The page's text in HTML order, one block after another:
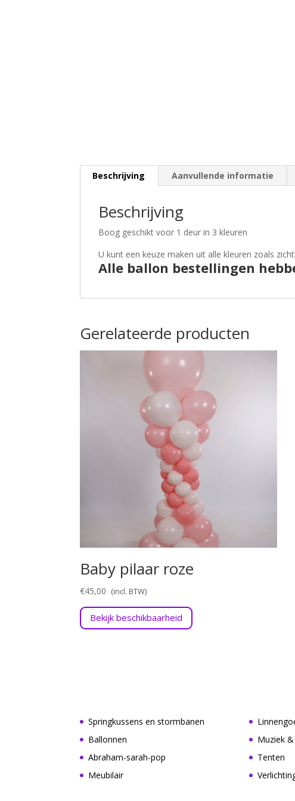
Beschrijving Aanvullende informatie
Beschrijving
Boog geschikt voor 1 deur in 3 kleuren
U kunt een keuze maken uit alle kleuren zoals
Alle ballon bestellingen
Gerelateerde producten
Baby pilaar roze
€45,00
Bekijk beschikbaarheid
Springkussens en stormbanen
Ballonnen
Abraham-sarah-pop
Meubilair
Muziek
Tenten